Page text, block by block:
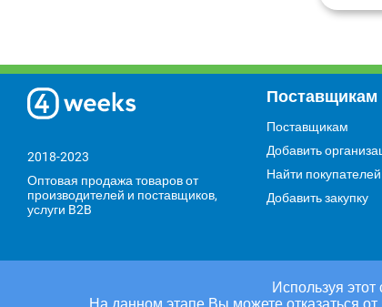
Используя
На данном этапе Вы можете отказаться
2018-2023
Оптовая продажа товаров от
производителей и поставщиков,
услуги B2B
Поставщикам
Поставщикам
Добавить
Найти покупателей
Добавить закупку